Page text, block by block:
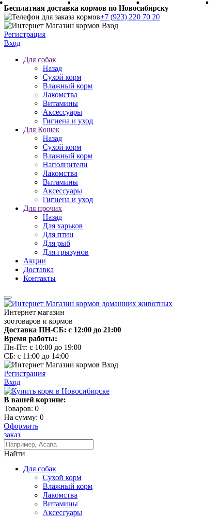
Бесплатная доставка кормов по Новосибирску
+7 (923) 220 70 20
Регистрация
Вход
Для собак
Назад
Сухой корм
Влажный корм
Лакомства
Витамины
Аксессуары
Гигиена и уход
Для Кошек
Назад
Сухой корм
Влажный корм
Наполнители
Лакомства
Витамины
Аксессуары
Гигиена и уход
Для прочих
Назад
Для харьков
Для птиц
Для рыб
Для грызунов
Акции
Доставка
Контакты
Интернет магазин
зоотоваров и кормов
Доставка ПН-СБ: с 12:00 до 21:00
Время работы:
Пн-Пт: с 10:00 до 19:00
СБ: с 11:00 до 14:00
Регистрация
Вход
В вашей корзине:
Товаров: 0
На сумму: 0
Оформить
заказ
Найти
Для собак
Сухой корм
Влажный корм
Лакомства
Витамины
Аксессуары